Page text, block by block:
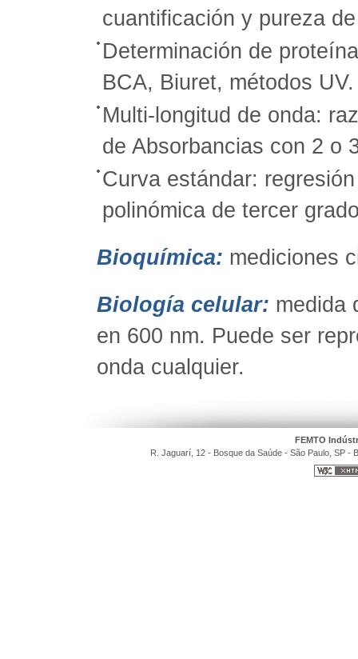
cuantificación y pureza
Determinación de
BCA, Biuret, métodos UV.
Multi-longitud de onda:
de Absorbancias con 2 o
Curva estándar:
polinómica de tercer
Bioquímica: mediciones
Biología celular: medida
en 600 nm. Puede ser
onda cualquier.
FEMTO
R. Jaguarí, 12 - Bosque da Saúde - São Paulo, SP -